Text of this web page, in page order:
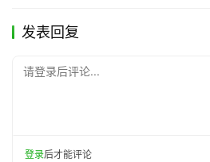
发表回复
请登录后评论...
登录后才能评论